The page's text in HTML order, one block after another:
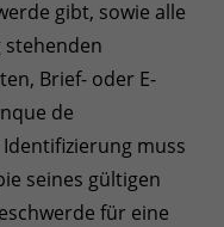
gibt, sowie alle
stehenden
Brief- oder E-
de
muss
seines gültigen
für eine